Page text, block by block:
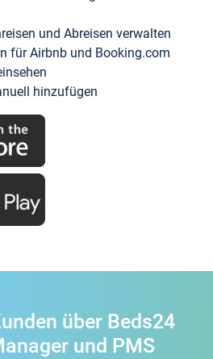
und Abreisen verwalten
für Airbnb und Booking.com
hinzufügen
über Beds24
und PMS